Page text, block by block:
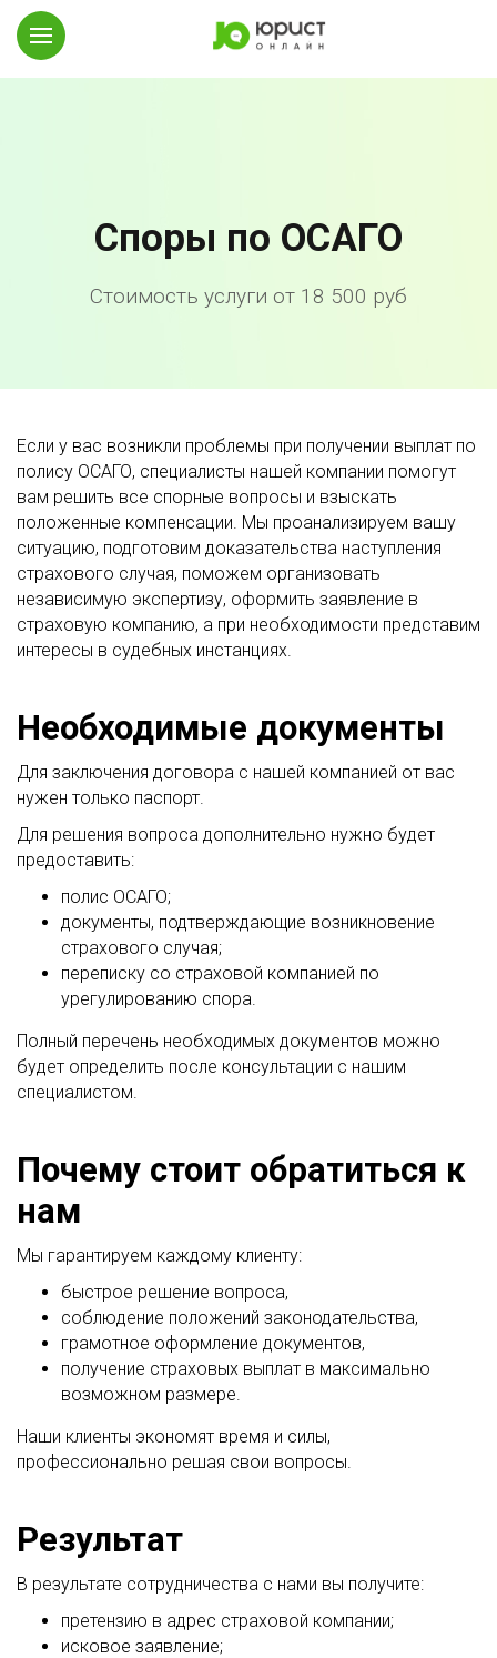
Споры по ОСАГО
Стоимость услуги от 18 500 руб
Если у вас возникли проблемы при получении выплат по
полису ОСАГО, специалисты нашей компании помогут
вам решить все спорные вопросы и взыскать
положенные компенсации. Мы проанализируем вашу
ситуацию, подготовим доказательства наступления
страхового случая, поможем организовать
независимую экспертизу, оформить заявление в
страховую компанию, а при необходимости представим
интересы в судебных инстанциях.
Необходимые документы
Для заключения договора с нашей компанией от вас
нужен только паспорт.
Для решения вопроса дополнительно нужно будет
предоставить:
полис ОСАГО;
документы, подтверждающие возникновение
страхового случая;
переписку со страховой компанией по
урегулированию спора.
Полный перечень необходимых документов можно
будет определить после консультации с нашим
специалистом.
Почему стоит обратиться к
нам
Мы гарантируем каждому клиенту:
быстрое решение вопроса,
соблюдение положений законодательства,
грамотное оформление документов,
получение страховых выплат в максимально
возможном размере.
Наши клиенты экономят время и силы,
профессионально решая свои вопросы.
Результат
В результате сотрудничества с нами вы получите:
претензию в адрес страховой компании;
исковое заявление;